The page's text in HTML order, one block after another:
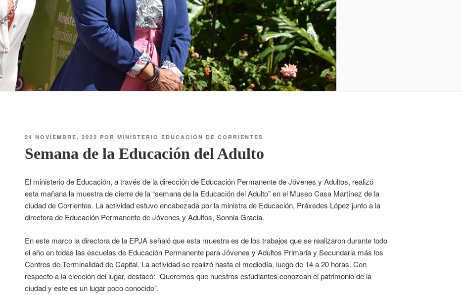
24 NOVIEMBRE, 2022 POR MINISTERIO EDUCACIÓN DE CORRIENTES
Semana de la Educación del Adulto
El ministerio de Educación, a través de la dirección de Educación Permanente de Jóvenes y Adultos, realizó
esta mañana la muestra de cierre de la “semana de la Educación del Adulto” en el Museo Casa Martínez de la
ciudad de Corrientes. La actividad estuvo encabezada por la ministra de Educación, Práxedes López junto a la
directora de Educación Permanente de Jóvenes y Adultos, Sonnia Gracia.
En este marco la directora de la EPJA señaló que esta muestra es de los trabajos que se realizaron durante todo
el año en todas las escuelas de Educación Permanente para Jóvenes y Adultos Primaria y Secundaria más los
Centros de Terminalidad de Capital. La actividad se realizó hasta el mediodía, luego de 14 a 20 horas. Con
respecto a la elección del lugar, destacó: “Queremos que nuestros estudiantes conozcan el patrimonio de la
ciudad y este es un lugar poco conocido”.